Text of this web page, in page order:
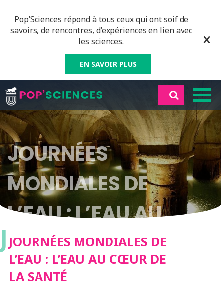
Pop’Sciences répond à tous ceux qui ont soif de
savoirs, de rencontres, d’expériences en lien avec
les sciences.
EN SAVOIR PLUS
JOURNÉES
MONDIALES DE
L’EAU : L’EAU AU
CŒUR DE LA SANTÉ
J JOURNÉES MONDIALES DE
L’EAU : L’EAU AU CŒUR DE
LA SANTÉ